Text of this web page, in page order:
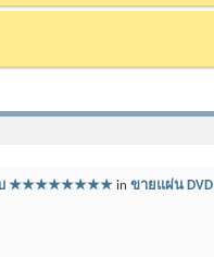
ยบ ★★★★★★★★ in ขายแผ่น DVD